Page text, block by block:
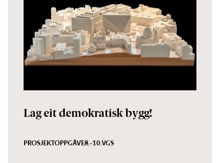
Lag eit demokratisk bygg!
PROSJEKTOPPGÅVE8.-10.VGS